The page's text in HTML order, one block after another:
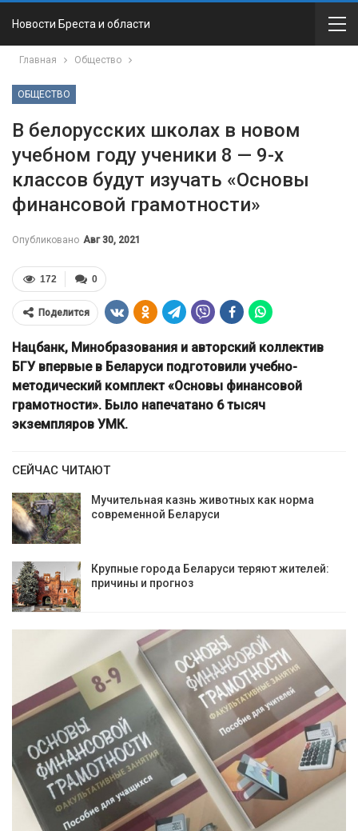
Новости Бреста и области
Главная Общество
ОБЩЕСТВО
В белорусских школах в новом
учебном году ученики 8 — 9-х
классов будут изучать «Основы
финансовой грамотности»
Опубликовано Авг 30, 2021
0
172
Поделится
Нацбанк, Минобразования и авторский коллектив
БГУ впервые в Беларуси подготовили учебно-
методический комплект «Основы финансовой
грамотности». Было напечатано 6 тысяч
экземпляров УМК.
СЕЙЧАС ЧИТАЮТ
Мучительная казнь животных как норма
современной Беларуси
Крупные города Беларуси теряют жителей:
причины и прогноз